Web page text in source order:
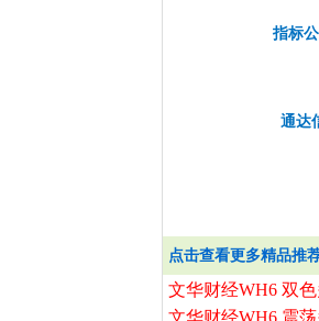
指标
通达
点击查看更多精品推
文华财经WH6 双
文华财经WH6 震